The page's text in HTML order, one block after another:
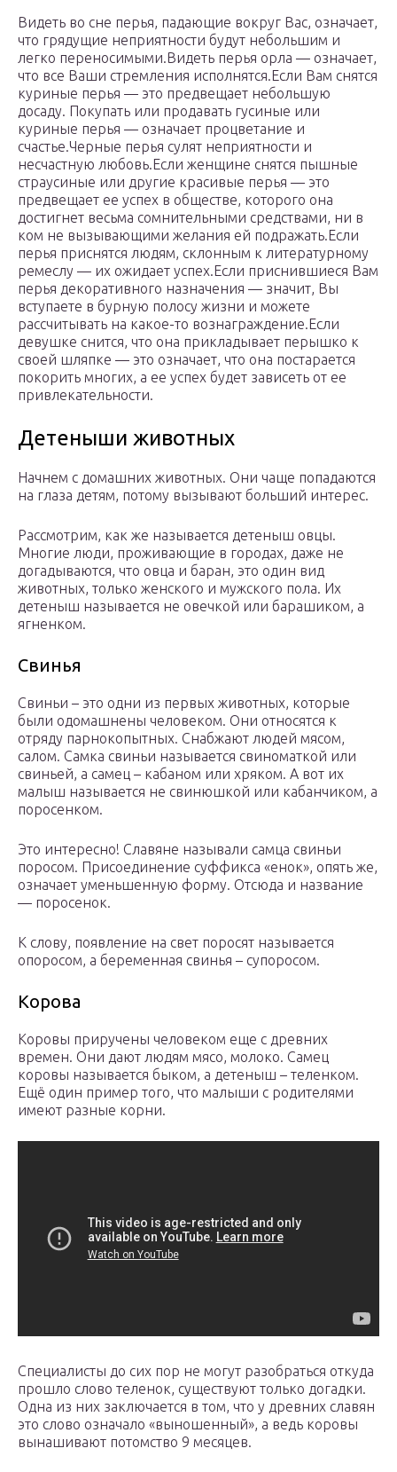
Видеть во сне перья, падающие вокруг Вас, означает,
что грядущие неприятности будут небольшим и
легко переносимыми.Видеть перья орла — означает,
что все Ваши стремления исполнятся.Если Вам снятся
куриные перья — это предвещает небольшую
досаду. Покупать или продавать гусиные или
куриные перья — означает процветание и
счастье.Черные перья сулят неприятности и
несчастную любовь.Если женщине снятся пышные
страусиные или другие красивые перья — это
предвещает ее успех в обществе, которого она
достигнет весьма сомнительными средствами, ни в
ком не вызывающими желания ей подражать.Если
перья приснятся людям, склонным к литературному
ремеслу — их ожидает успех.Если приснившиеся Вам
перья декоративного назначения — значит, Вы
вступаете в бурную полосу жизни и можете
рассчитывать на какое-то вознаграждение.Если
девушке снится, что она прикладывает перышко к
своей шляпке — это означает, что она постарается
покорить многих, а ее успех будет зависеть от ее
привлекательности.
Детеныши животных
Начнем с домашних животных. Они чаще попадаются
на глаза детям, потому вызывают больший интерес.
Рассмотрим, как же называется детеныш овцы.
Многие люди, проживающие в городах, даже не
догадываются, что овца и баран, это один вид
животных, только женского и мужского пола. Их
детеныш называется не овечкой или барашиком, а
ягненком.
Свинья
Свиньи – это одни из первых животных, которые
были одомашнены человеком. Они относятся к
отряду парнокопытных. Снабжают людей мясом,
салом. Самка свиньи называется свиноматкой или
свиньей, а самец – кабаном или хряком. А вот их
малыш называется не свинюшкой или кабанчиком, а
поросенком.
Это интересно! Славяне называли самца свиньи
поросом. Присоединение суффикса «енок», опять же,
означает уменьшенную форму. Отсюда и название
— поросенок.
К слову, появление на свет поросят называется
опоросом, а беременная свинья – супоросом.
Корова
Коровы приручены человеком еще с древних
времен. Они дают людям мясо, молоко. Самец
коровы называется быком, а детеныш – теленком.
Ещё один пример того, что малыши с родителями
имеют разные корни.
Специалисты до сих пор не могут разобраться откуда
прошло слово теленок, существуют только догадки.
Одна из них заключается в том, что у древних славян
это слово означало «выношенный», а ведь коровы
вынашивают потомство 9 месяцев.